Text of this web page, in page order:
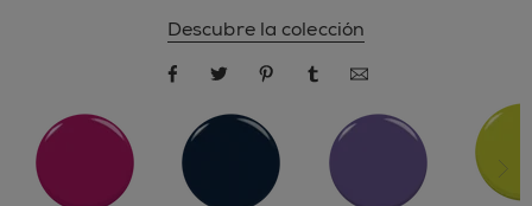
Descubre la colección
compartir por Facebook
compartir por Twitter
compartir por Pinterest
compartir por Tumblr
compartir por